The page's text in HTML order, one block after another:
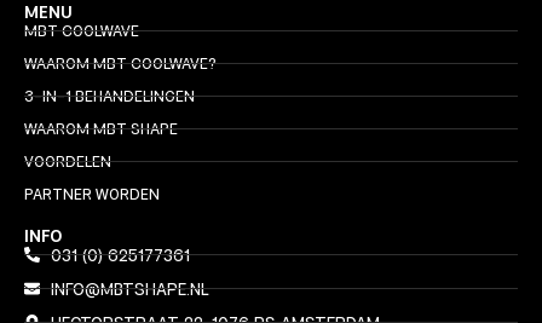
MENU
MBT COOLWAVE
WAAROM MBT COOLWAVE?
3-IN-1 BEHANDELINGEN
WAAROM MBT SHAPE
VOORDELEN
PARTNER WORDEN
INFO
031 (0) 625177361
INFO@MBTSHAPE.NL